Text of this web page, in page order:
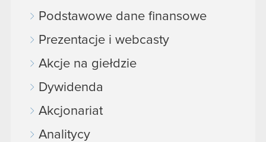
Podstawowe dane finansowe
Prezentacje i webcasty
Akcje na giełdzie
Dywidenda
Akcjonariat
Analitycy